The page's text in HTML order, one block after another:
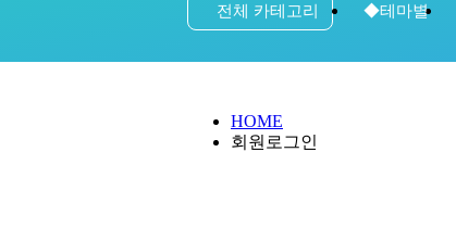
전체 카테고리 ◆테마별
HOME
회원로그인